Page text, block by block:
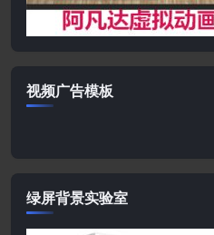
视频广告模板
绿屏背景实验室